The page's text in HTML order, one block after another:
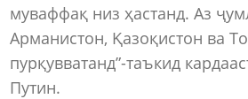
муваффақ низ ҳастанд. Аз
Арманистон, Қазоқистон ва
пурқувватанд”-таъкид
Путин.